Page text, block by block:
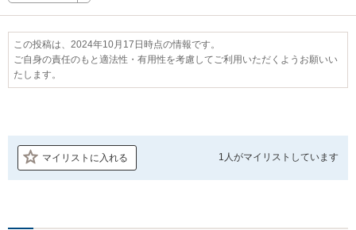
この投稿は、2024年10月17日時点の情報です。
ご自身の責任のもと適法性・有用性を考慮してご利用いただくようお願いい
たします。
マイリストに入れる 1人がマイリストしています